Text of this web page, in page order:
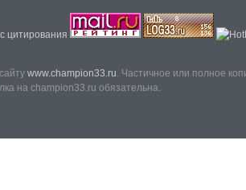
www.champion33.ru. Частичное или полное
на champion33.ru обязательна.